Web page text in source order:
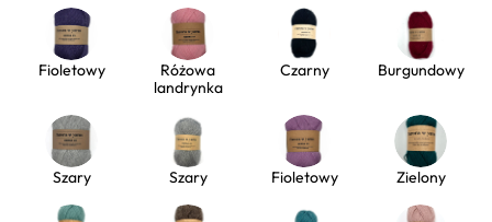
Fioletowy
Różowa
landrynka
Czarny Burgundowy
Szary Szary Fioletowy Zielony